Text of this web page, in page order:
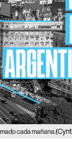
cada mañana.